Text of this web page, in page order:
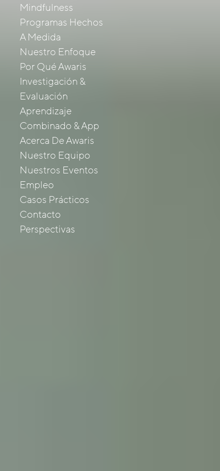
Mindfulness
Programas Hechos
A Medida
Nuestro Enfoque
Por Qué Awaris
Investigación &
Evaluación
Aprendizaje
Combinado & App
Acerca De Awaris
Nuestro Equipo
Nuestros Eventos
Empleo
Casos Prácticos
Contacto
Perspectivas